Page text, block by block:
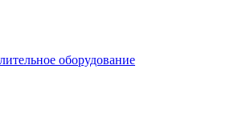
оборудование